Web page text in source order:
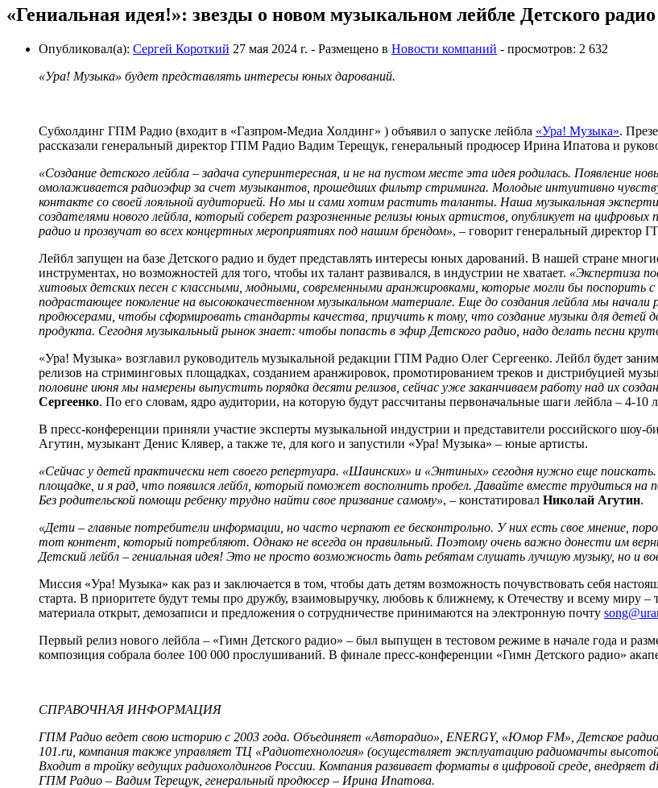
«Гениальная идея!»: звезды о новом музыкальном лейбле Детского радио
Опубликовал(а): Сергей Короткий 27 мая 2024 г. - Размещено в Новости компаний - просмотров: 2 632
«Ура! Музыка» будет представлять интересы юных дарований.
Субхолдинг ГПМ Радио (входит в «Газпром-Медиа Холдинг» ) объявил о запуске лейбла «Ура! Музыка».
рассказали генеральный директор ГПМ Радио Вадим Терещук, генеральный продюсер Ирина Ипатова и
«Создание детского лейбла – задача суперинтересная, и не на пустом месте эта идея родилась. Появление
омолаживается радиоэфир за счет музыкантов, прошедших фильтр стриминга. Молодые интуитивно
контакте со своей лояльной аудиторией. Но мы и сами хотим растить таланты. Наша музыкальная
создателями нового лейбла, который соберет разрозненные релизы юных артистов, опубликует на
радио и прозвучат во всех концертных мероприятиях под нашим брендом», – говорит генеральный директор
Лейбл запущен на базе Детского радио и будет представлять интересы юных дарований. В нашей стране
инструментах, но возможностей для того, чтобы их талант развивался, в индустрии не хватает. «Экспертиза
хитовых детских песен с классными, модными, современными аранжировками, которые могли бы поспорить
подрастающее поколение на высококачественном музыкальном материале. Еще до создания лейбла мы
продюсерами, чтобы сформировать стандарты качества, приучить к тому, что создание музыки для детей
продукта. Сегодня музыкальный рынок знает: чтобы попасть в эфир Детского радио, надо делать песни
«Ура! Музыка» возглавил руководитель музыкальной редакции ГПМ Радио Олег Сергеенко. Лейбл будет
релизов на стриминговых площадках, созданием аранжировок, промотированием треков и дистрибуцией
половине июня мы намерены выпустить порядка десяти релизов, сейчас уже заканчиваем работу над их
Сергеенко. По его словам, ядро аудитории, на которую будут рассчитаны первоначальные шаги лейбла – 4-10
В пресс-конференции приняли участие эксперты музыкальной индустрии и представители российского шоу-
Агутин, музыкант Денис Клявер, а также те, для кого и запустили «Ура! Музыка» – юные артисты.
«Сейчас у детей практически нет своего репертуара. «Шаинских» и «Энтиных» сегодня нужно еще
площадке, и я рад, что появился лейбл, который поможет восполнить пробел. Давайте вместе трудиться
Без родительской помощи ребенку трудно найти свое призвание самому», – констатировал Николай Агутин.
«Дети – главные потребители информации, но часто черпают ее бесконтрольно. У них есть свое мнение,
тот контент, который потребляют. Однако не всегда он правильный. Поэтому очень важно донести им
Детский лейбл – гениальная идея! Это не просто возможность дать ребятам слушать лучшую музыку, но и
Миссия «Ура! Музыка» как раз и заключается в том, чтобы дать детям возможность почувствовать себя
старта. В приоритете будут темы про дружбу, взаимовыручку, любовь к ближнему, к Отечеству и всему миру
материала открыт, демозаписи и предложения о сотрудничестве принимаются на электронную почту
Первый релиз нового лейбла – «Гимн Детского радио» – был выпущен в тестовом режиме в начале года и
композиция собрала более 100 000 прослушиваний. В финале пресс-конференции «Гимн Детского радио»
СПРАВОЧНАЯ ИНФОРМАЦИЯ
ГПМ Радио ведет свою историю с 2003 года. Объединяет «Авторадио», ENERGY, «Юмор FM», Детское
101.ru, компания также управляет ТЦ «Радиотехнология» (осуществляет эксплуатацию радиомачты
Входит в тройку ведущих радиохолдингов России. Компания развивает форматы в цифровой среде,
ГПМ Радио – Вадим Терещук, генеральный продюсер – Ирина Ипатова.